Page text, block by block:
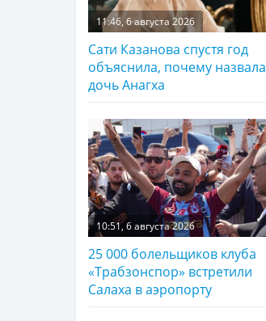
11:46, 6 августа 2026
Сати Казанова спустя год
объяснила, почему назвала
дочь Анагха
10:51, 6 августа 2026
25 000 болельщиков клуба
«Трабзонспор» встретили
Салаха в аэропорту